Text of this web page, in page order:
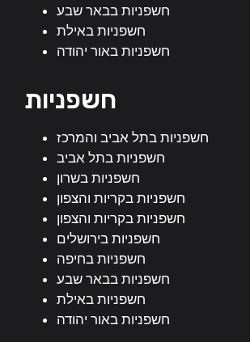
חשפניות בבאר שבע
חשפניות באילת
חשפניות באור יהודה
חשפניות
חשפניות בתל אביב והמרכז
חשפניות בתל אביב
חשפניות בשרון
חשפניות בקריות והצפון
חשפניות בקריות והצפון
חשפניות בירושלים
חשפניות בחיפה
חשפניות בבאר שבע
חשפניות באילת
חשפניות באור יהודה